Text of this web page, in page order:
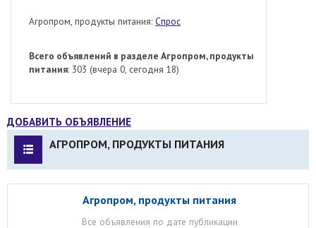
Агропром, продукты питания: Спрос
Всего объявлений в разделе Агропром, продукты
питания: 303 (вчера 0, сегодня 18)
ДОБАВИТЬ ОБЪЯВЛЕНИЕ
АГРОПРОМ, ПРОДУКТЫ ПИТАНИЯ
Агропром, продукты питания
Все объявления по дате публикации